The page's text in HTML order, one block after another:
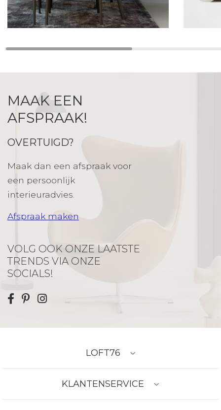
MAAK EEN
AFSPRAAK!
OVERTUIGD?
Maak dan een afspraak voor
een persoonlijk
interieuradvies.
Afspraak maken
VOLG OOK ONZE LAATSTE
TRENDS VIA ONZE
SOCIALS!
LOFT76
KLANTENSERVICE